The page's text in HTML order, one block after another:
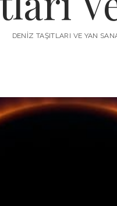
DENIZ TAŞITLARI VE YAN